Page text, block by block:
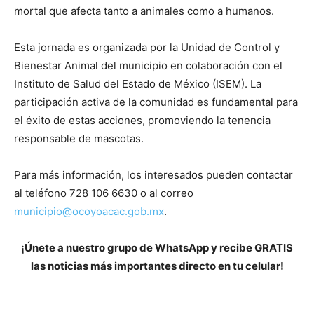
mortal que afecta tanto a animales como a humanos.
Esta jornada es organizada por la Unidad de Control y
Bienestar Animal del municipio en colaboración con el
Instituto de Salud del Estado de México (ISEM). La
participación activa de la comunidad es fundamental para
el éxito de estas acciones, promoviendo la tenencia
responsable de mascotas.
Para más información, los interesados pueden contactar
al teléfono 728 106 6630 o al correo
municipio@ocoyoacac.gob.mx.
¡Únete a nuestro grupo de WhatsApp y recibe GRATIS
las noticias más importantes directo en tu celular!